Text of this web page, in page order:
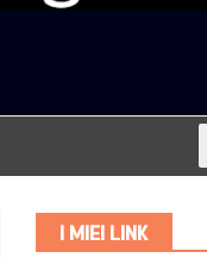
I MIEI LINK